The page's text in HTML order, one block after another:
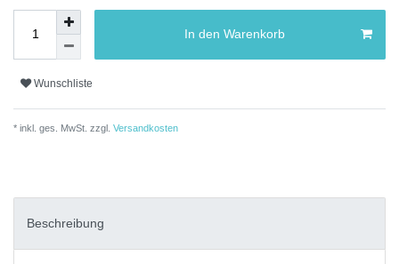
In den Warenkorb
Wunschliste
* inkl. ges. MwSt. zzgl. Versandkosten
Beschreibung